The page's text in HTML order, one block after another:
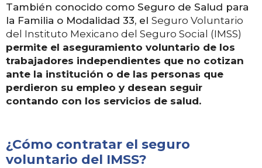
También conocido como Seguro de Salud para
la Familia o Modalidad 33, el Seguro Voluntario
del Instituto Mexicano del Seguro Social (IMSS)
permite el aseguramiento voluntario de los
trabajadores independientes que no cotizan
ante la institución o de las personas que
perdieron su empleo y desean seguir
contando con los servicios de salud.
¿Cómo contratar el seguro
voluntario del IMSS?